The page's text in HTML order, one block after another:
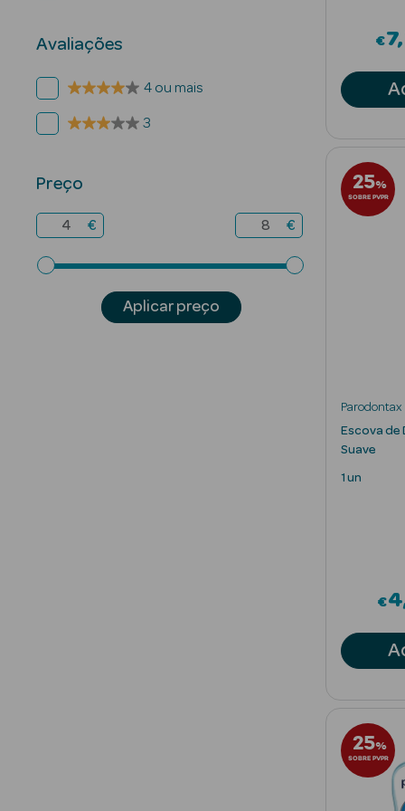
Avaliações
4 ou mais
3
Preço
€ €
Aplicar preço
€7
25%
SOBRE PVPR
Parodontax
Escova de
Suave
1 un
€4
25%
SOBRE PVPR